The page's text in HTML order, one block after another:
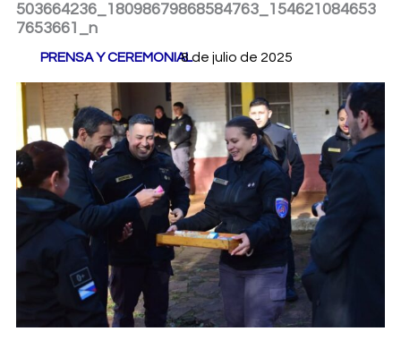
503664236_18098679868584763_154621084653
7653661_n
PRENSA Y CEREMONIAL/
8 de julio de 2025